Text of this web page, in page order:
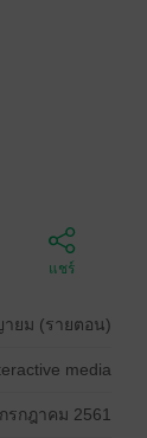
แชร์
ยม (รายตอน)
media
รกฎาคม 2561